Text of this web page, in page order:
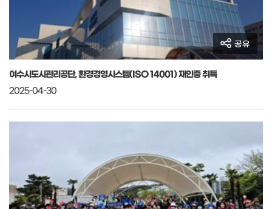
공유
여수시도시관리공단, 환경경영시스템(ISO 14001) 재인증 취득
2025-04-30